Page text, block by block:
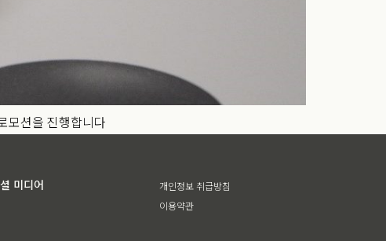
모션을 진행합니다
미디어
개인정보 취급방침
이용약관